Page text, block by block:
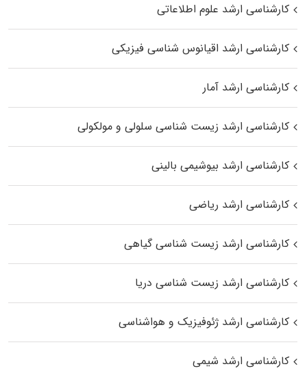
کارشناسی ارشد علوم اطلاعاتی
کارشناسی ارشد اقیانوس‌ شناسی فیزیکی
کارشناسی ارشد آمار
کارشناسی ارشد زیست شناسی سلولی و مولکولی
کارشناسی ارشد بیوشیمی بالینی
کارشناسی ارشد ریاضی
کارشناسی ارشد زیست‌ شناسی گیاهی
کارشناسی ارشد زیست‌ شناسی دریا
کارشناسی ارشد ژئوفیزیک و هواشناسی
کارشناسی ارشد شیمی